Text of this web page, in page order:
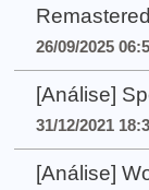
Remastered
26/09/2025
[Análise]
31/12/2021
[Análise]